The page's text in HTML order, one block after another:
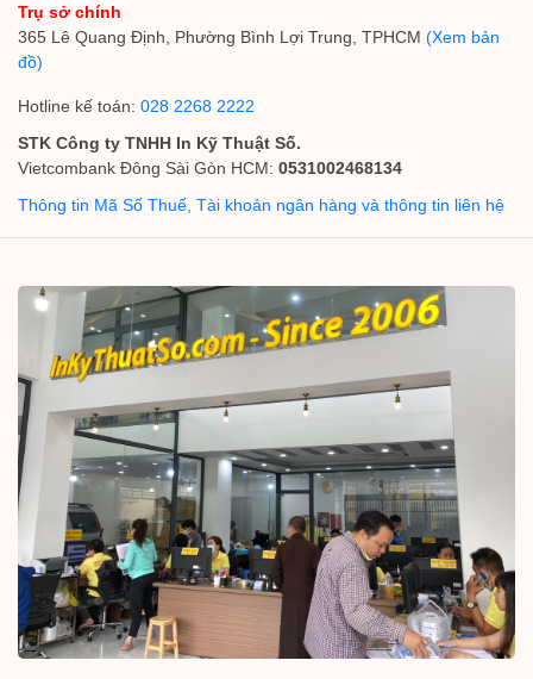
Trụ sở chính
365 Lê Quang Định, Phường Bình Lợi Trung, TPHCM (Xem bản
đồ)
Hotline kế toán: 028 2268 2222
STK Công ty TNHH In Kỹ Thuật Số.
Vietcombank Đông Sài Gòn HCM: 0531002468134
Thông tin Mã Số Thuế, Tài khoản ngân hàng và thông tin liên hệ